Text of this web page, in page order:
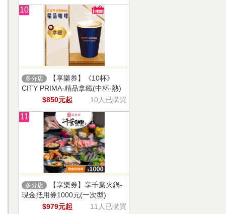
10
多分店
【享樂券】《10杯》
CITY PRIMA-精品拿鐵(中杯-熱)
$850元起
10人已購買
11
多分店
【享樂券】享千葉火鍋-
現金抵用券1000元(一次型)
$979元起
11人已購買